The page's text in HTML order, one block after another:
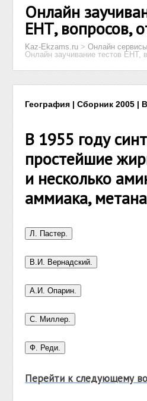
Онлайн
ЕНТ, вопросов,
Kaz-Ekzams.ru >Онлайн
Онлайн заучивание тестов ЕНТ,
География | Сборник 2005 |
В 1955 году
простейшие
и несколько
аммиака,
Перейти к следующему